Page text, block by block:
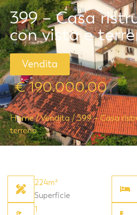
399 – Casa
con vista e
Vendita
€ 190.000,00
Home/Vendita/399 – Casa
terreno
224m²
Superficie
1